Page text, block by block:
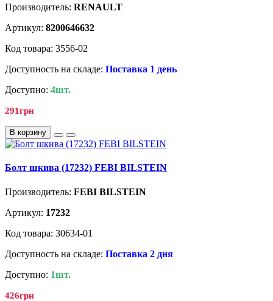
Производитель: RENAULT
Артикул: 8200646632
Код товара: 3556-02
Доступность на складе: Поставка 1 день
Доступно: 4шт.
291грн
В корзину
Болт шкива (17232) FEBI BILSTEIN
Производитель: FEBI BILSTEIN
Артикул: 17232
Код товара: 30634-01
Доступность на складе: Поставка 2 дня
Доступно: 1шт.
426грн